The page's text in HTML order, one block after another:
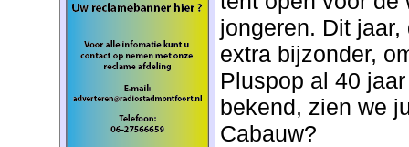
jongeren. Dit
extra bijzonder,
Pluspop al 40
bekend, zien we
Cabauw?